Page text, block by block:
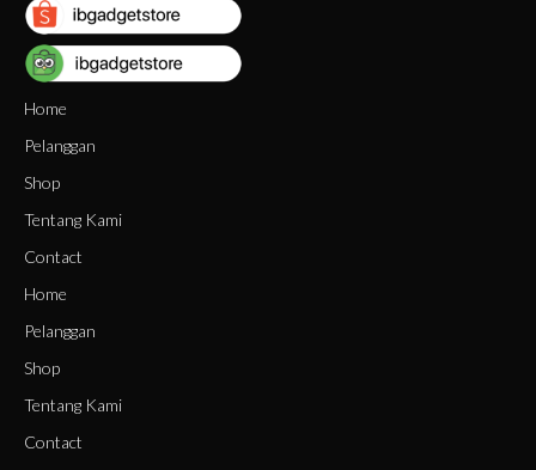
Home
Pelanggan
Shop
Tentang Kami
Contact
Home
Pelanggan
Shop
Tentang Kami
Contact